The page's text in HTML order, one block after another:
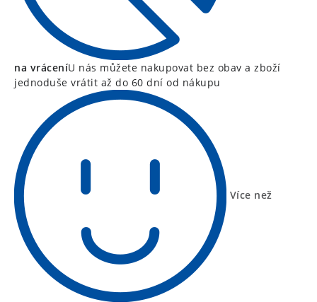
na vráceníU nás můžete nakupovat bez obav a zboží
jednoduše vrátit až do 60 dní od nákupu
Více než